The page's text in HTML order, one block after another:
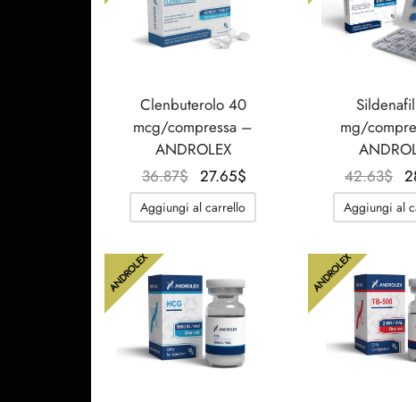
Clenbuterolo 40
mcg/compressa –
ANDROLEX
36.87$
Il
prezzo
originale
27.65$
prezzo
attuale
Aggiungi al carrello
mg/
42.63$
Aggiungi al
ANDROLEX ANDROLEX